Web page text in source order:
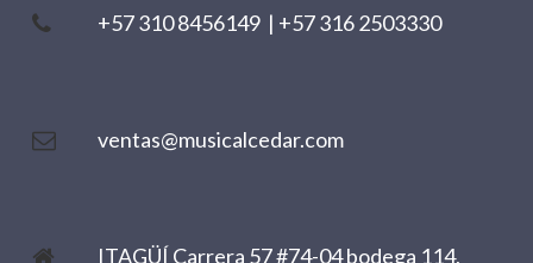
+57 310 8456149 | +57 316 2503330
ventas@musicalcedar.com
ITAGÜÍ Carrera 57 #74-04 bodega 114,